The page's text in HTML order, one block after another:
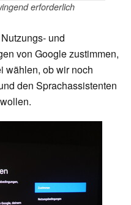
erforderlich
und
von Google zustimmen,
wählen, ob wir noch
den Sprachassistenten